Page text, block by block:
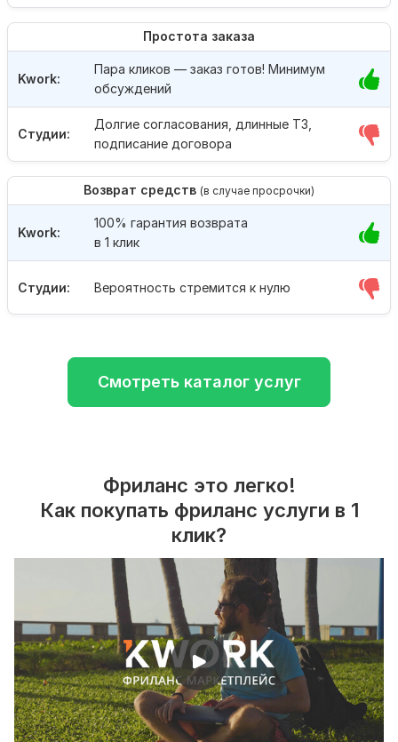
Простота заказа
Студии:
Долгие согласования, длинные ТЗ,
подписание договора
Kwork:
Пара кликов — заказ готов! Минимум
обсуждений
Возврат средств (в случае просрочки)
Студии: Вероятность стремится к нулю
Kwork:
100% гарантия возврата
в 1 клик
Смотреть каталог услуг
Фриланс это легко!
Как покупать фриланс услуги в 1
клик?